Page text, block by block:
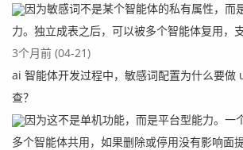
因为敏感词不是某个智能体的私有属性，而
力。独立成表之后，可以被多个智能体复用，
3个月前 (04-21)
ai 智能体开发过程中，敏感词配置为什么要
查？
因为这不是单机功能，而是平台型能力。一
多个智能体共用，如果删除或停用没有影响面